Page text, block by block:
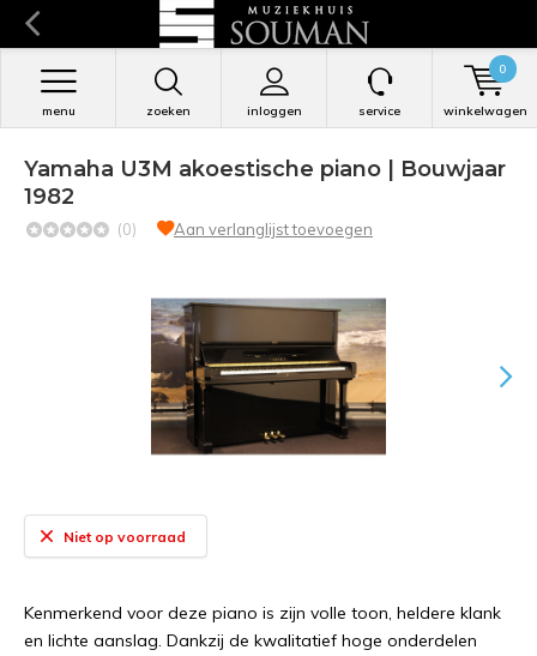
zoeken inloggen
menu service winkelwagen
0
Yamaha U3M akoestische piano | Bouwjaar
1982
(0) Aan verlanglijst toevoegen
Niet op voorraad
Kenmerkend voor deze piano is zijn volle toon, heldere klank
en lichte aanslag. Dankzij de kwalitatief hoge onderdelen